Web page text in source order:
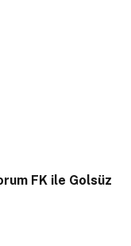
FK ile Golsüz